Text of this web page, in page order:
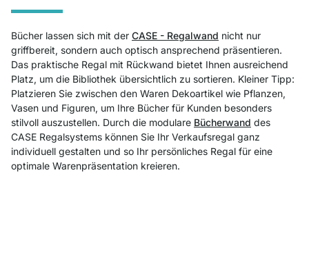
Bücher lassen sich mit der CASE - Regalwand nicht nur
griffbereit, sondern auch optisch ansprechend präsentieren.
Das praktische Regal mit Rückwand bietet Ihnen ausreichend
Platz, um die Bibliothek übersichtlich zu sortieren. Kleiner Tipp:
Platzieren Sie zwischen den Waren Dekoartikel wie Pflanzen,
Vasen und Figuren, um Ihre Bücher für Kunden besonders
stilvoll auszustellen. Durch die modulare Bücherwand des
CASE Regalsystems können Sie Ihr Verkaufsregal ganz
individuell gestalten und so Ihr persönliches Regal für eine
optimale Warenpräsentation kreieren.